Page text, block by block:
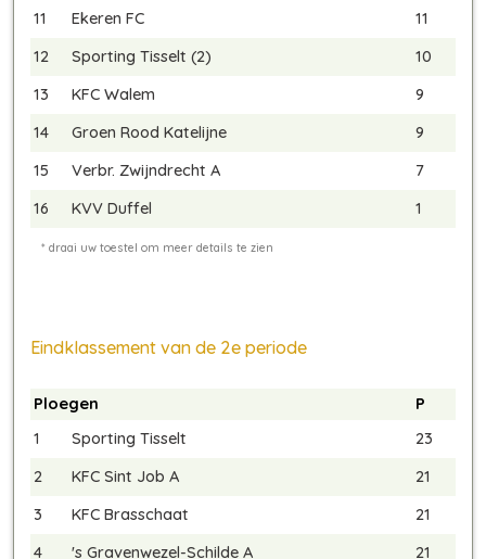
11 Ekeren FC
11
12
Sporting Tisselt (2)
10
13
KFC Walem
9
14
Groen Rood Katelijne
9
15
Verbr. Zwijndrecht A
7
16
KVV Duffel 1
Eindklassement van de 2e periode
Ploegen
P
1
Sporting Tisselt
23
2
KFC Sint Job A
21
3
KFC Brasschaat
21
4
's Gravenwezel-Schilde A
21